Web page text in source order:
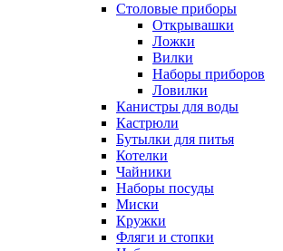
Столовые приборы
Открывашки
Ложки
Вилки
Наборы приборов
Ловилки
Канистры для воды
Кастрюли
Бутылки для питья
Котелки
Чайники
Наборы посуды
Миски
Кружки
Фляги и стопки